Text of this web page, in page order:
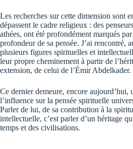
Les recherches sur cette dimension sont
dépassent le cadre religieux : des
athées, ont été profondément marqués
profondeur de sa pensée. J’ai rencontré,
plusieurs figures spirituelles et
leur propre cheminement à partir de
extension, de celui de l’Émir Abdelkader.
Ce dernier demeure, encore aujourd’hui,
l’influence sur la pensée spirituelle
Parler de lui, de sa contribution à la
intellectuelle, c’est parler d’un héritage
temps et des civilisations.